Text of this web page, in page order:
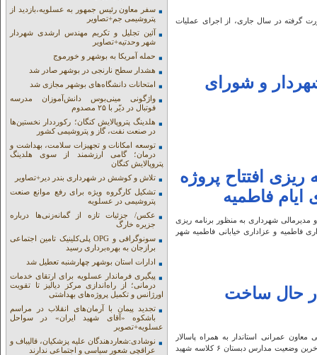
گرفته در سال جاری، از اجرای عملیات
و شورای
افتتاح پروژه‌
فاطمیه
شهرداری به منظور برنامه ریزی
فاطمیه و عزاداری خیابانی فاطمیه شهر
حال ساخت
عمرانی استاندار به همراه پاسالار
فرماندار شهرستان معاون عمرانی و بخشداران با حضور در شهر بیدخون در جریان آخرین وضعیت مدارس دبستان ۶ کلاسه شهید
سفر معاون رئیس جمهور به عسلویه،بازدید از
پتروشیمی جم+تصاویر
آئین تجلیل و تکریم مهندس ارشدی شهردار
شهر وحدتیه+تصاویر
حمله آمریکا به بوشهر و خورموج
هشدار سطح نارنجی در بوشهر صادر شد
امتحانات دانشگاه‌های بوشهر مجازی شد
واژگونی مینی‌بوس دانش‌آموزان مدرسه
فوتبال در دیّر با ۲۵ مصدوم
هلدینگ پتروپالایش کنگان؛ رکورددار نخستین‌ها
در صنعت نفت، گاز و پتروشیمی کشور
توسعه امکانات و تجهیزات سلامت، بهداشت و
درمان؛ گامی ارزشمند از سوی هلدینگ
پتروپالایش کنگان
تلاش و کوشش در شهرداری بندر دیر+تصاویر
تشکیل کارگروه ویژه برای رفع موانع صنعت
پتروشیمی در عسلویه
عکس/ جزئیات تازه از گمانه‌زنی‌ها درباره
جزیره خارگ
سونوگرافی و OPG پلی‌کلینیک تامین اجتماعی
برازجان به بهره‌برداری رسید
ادارات استان بوشهر چهارشنبه تعطیل شد
پیگیری فرماندار عسلویه برای ارتقای خدمات
درمانی؛ از راه‌اندازی مرکز دیالیز تا تقویت
اورژانس و تکمیل پروژه‌های بهداشتی
تجدید پیمان با آرمان‌های انقلاب در مراسم
باشکوه «آقای شهید ایران» در سواحل
عسلویه+تصویر
نوشادی:شعاردهندگان علیه پزشکیان، قالیباف و
عراقچی شعور سیاسی و اجتماعی ندارند